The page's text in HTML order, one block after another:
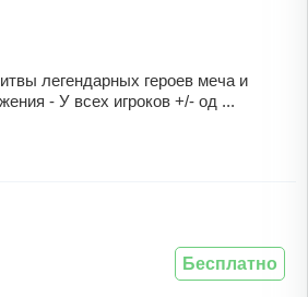
легендарных героев меча и
- У всех игроков +/- од ...
Бесплатно